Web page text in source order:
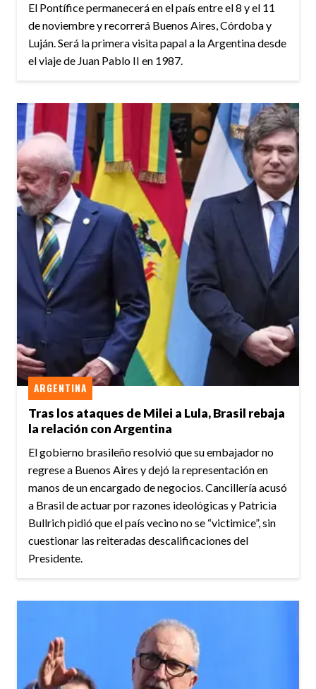
El Pontífice permanecerá en el país entre el 8 y el 11
de noviembre y recorrerá Buenos Aires, Córdoba y
Luján. Será la primera visita papal a la Argentina desde
el viaje de Juan Pablo II en 1987.
Tras los ataques de Milei a Lula, Brasil rebaja
la relación con Argentina
ARGENTINA
El gobierno brasileño resolvió que su embajador no
regrese a Buenos Aires y dejó la representación en
manos de un encargado de negocios. Cancillería acusó
a Brasil de actuar por razones ideológicas y Patricia
Bullrich pidió que el país vecino no se “victimice”, sin
cuestionar las reiteradas descalificaciones del
Presidente.